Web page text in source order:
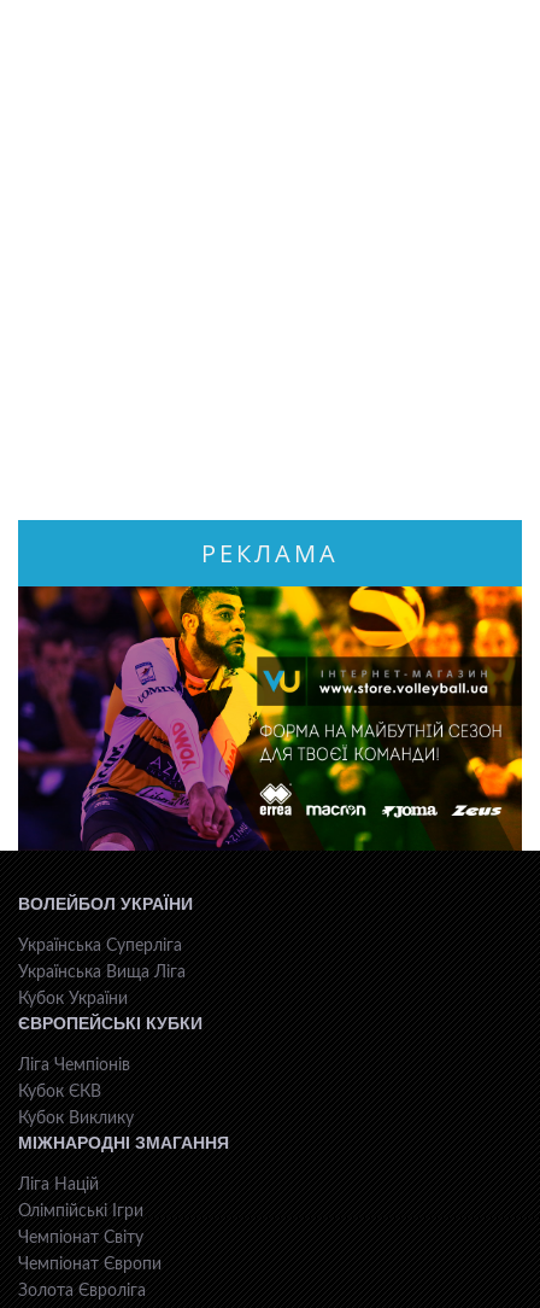
РЕКЛАМА
ВОЛЕЙБОЛ УКРАЇНИ
Українська Суперліга
Українська Вища Ліга
Кубок України
ЄВРОПЕЙСЬКІ КУБКИ
Ліга Чемпіонів
Кубок ЄКВ
Кубок Виклику
МІЖНАРОДНІ ЗМАГАННЯ
Ліга Націй
Олімпійські Ігри
Чемпіонат Світу
Чемпіонат Європи
Золота Євроліга